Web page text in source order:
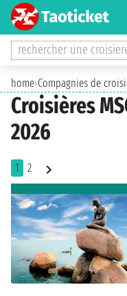
rechercher une
home›Compagnies de
Croisières
2026
1 2